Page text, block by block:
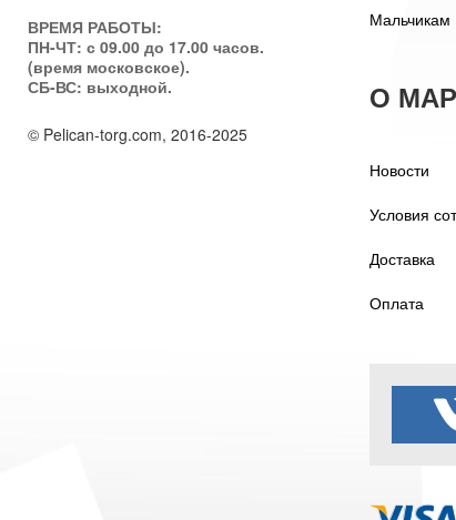
ВРЕМЯ РАБОТЫ:
ПН-ЧТ: с 09.00 до 17.00 часов.
(время московское).
СБ-ВС: выходной.
© Pelican-torg.com, 2016-2025
Мальчикам
О
Новости
Условия
Доставка
Оплата